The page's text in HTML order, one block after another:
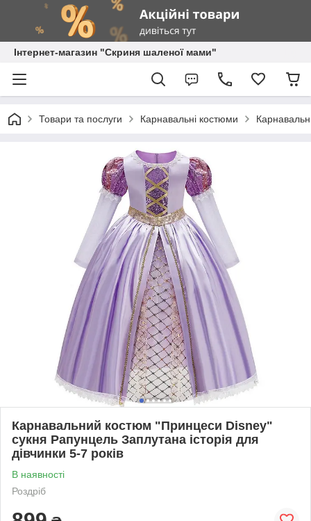
Інтернет-магазин "Скриня шаленої мами"
Товари та послуги Карнавальні костюми
Карнавальний костюм "Принцеси Disney"
сукня Рапунцель Заплутана історія для
дівчинки 5-7 років
В наявності
Роздріб